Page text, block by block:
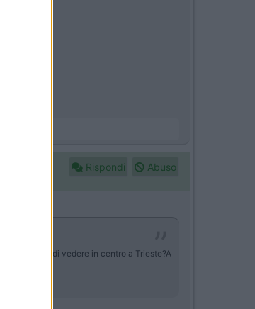
Rispondi Abuso
consigliate di vedere in centro a Trieste?A